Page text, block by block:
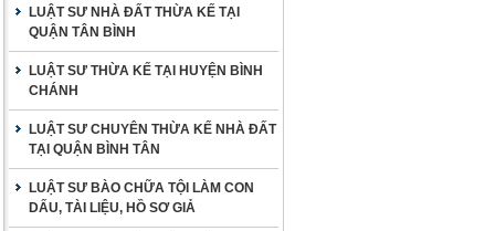
LUẬT SƯ NHÀ ĐẤT THỪA KẾ TẠI
QUẬN TÂN BÌNH
LUẬT SƯ THỪA KẾ TẠI HUYỆN BÌNH
CHÁNH
LUẬT SƯ CHUYÊN THỪA KẾ NHÀ ĐẤT
TẠI QUẬN BÌNH TÂN
LUẬT SƯ BÀO CHỮA TỘI LÀM CON
DẤU, TÀI LIỆU, HỒ SƠ GIẢ